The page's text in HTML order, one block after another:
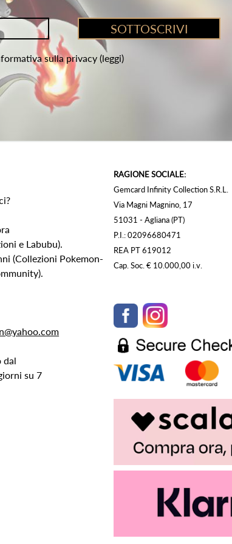
sulla privacy (leggi)
e Labubu).
(Collezioni Pokemon-
dal
su 7
RAGIONE SOCIALE:
Gemcard Infinity Collection S.R.L.
Via Magni Magnino, 17
51031 - Agliana (PT)
P.I.: 02096680471
REA PT 619012
Cap. Soc. € 10.000,00 i.v.